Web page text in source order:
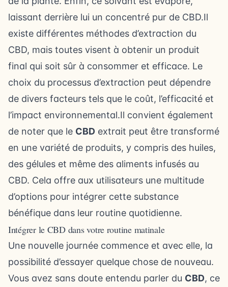
laissant derrière lui un concentré pur de CBD.Il
existe différentes méthodes d’extraction du
CBD, mais toutes visent à obtenir un produit
final qui soit sûr à consommer et efficace. Le
choix du processus d’extraction peut dépendre
de divers facteurs tels que le coût, l’efficacité et
l’impact environnemental.Il convient également
de noter que le CBD extrait peut être transformé
en une variété de produits, y compris des huiles,
des gélules et même des aliments infusés au
CBD. Cela offre aux utilisateurs une multitude
d’options pour intégrer cette substance
bénéfique dans leur routine quotidienne.
Intégrer le CBD dans votre routine matinale
Une nouvelle journée commence et avec elle, la
possibilité d’essayer quelque chose de nouveau.
Vous avez sans doute entendu parler du CBD, ce